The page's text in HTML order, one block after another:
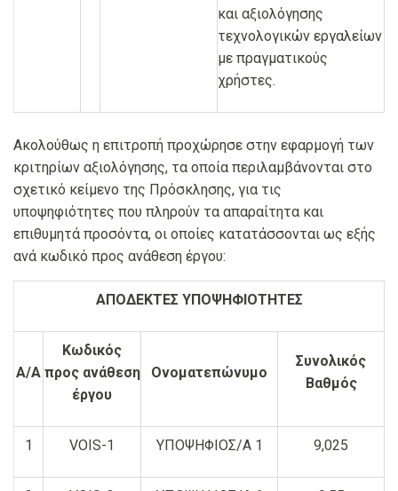
και αξιολόγησης
τεχνολογικών εργαλείων
με πραγματικούς
χρήστες.
Ακολούθως η επιτροπή προχώρησε στην εφαρμογή των
κριτηρίων αξιολόγησης, τα οποία περιλαμβάνονται στο
σχετικό κείμενο της Πρόσκλησης, για τις
υποψηφιότητες που πληρούν τα απαραίτητα και
επιθυμητά προσόντα, οι οποίες κατατάσσονται ως εξής
ανά κωδικό προς ανάθεση έργου:
ΑΠΟΔΕΚΤΕΣ ΥΠΟΨΗΦΙΟΤΗΤΕΣ
Α/Α
Κωδικός
προς ανάθεση
έργου
Ονοματεπώνυμο
Συνολικός
Βαθμός
1 VOIS-1 ΥΠΟΨΗΦΙΟΣ/Α 1 9,025